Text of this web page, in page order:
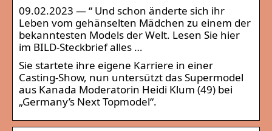
09.02.2023 — “ Und schon änderte sich ihr
Leben vom gehänselten Mädchen zu einem der
bekanntesten Models der Welt. Lesen Sie hier
im BILD-Steckbrief alles …
Sie startete ihre eigene Karriere in einer
Casting-Show, nun untersützt das Supermodel
aus Kanada Moderatorin Heidi Klum (49) bei
„Germany’s Next Topmodel“.